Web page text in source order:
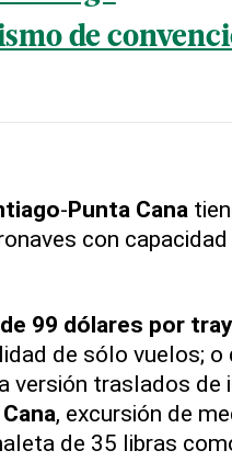
de
-Punta Cana
con capacidad
de 99 dólares por
de sólo vuelos; o
versión traslados de
, excursión de
de 35 libras